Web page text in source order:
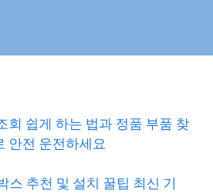
회 쉽게 하는 법과 정품 부품 찾
안전 운전하세요
스 추천 및 설치 꿀팁 최신 기